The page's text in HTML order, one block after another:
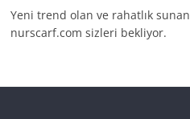
Yeni trend olan ve rahatlık sunan
nurscarf.com sizleri bekliyor.